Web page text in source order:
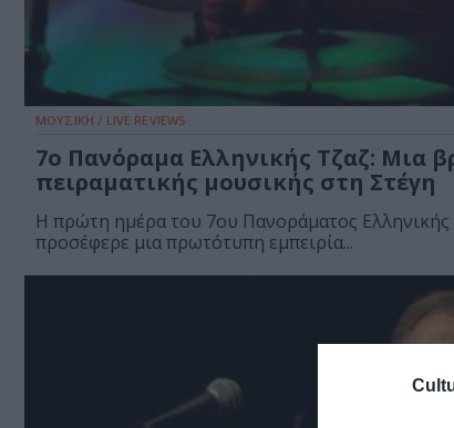
ΜΟΥΣΙΚΗ / LIVE REVIEWS
7ο Πανόραμα Ελληνικής Τζαζ: Μια
πειραματικής μουσικής στη Στέγη
Η πρώτη ημέρα του 7ου Πανοράματος Ελληνικής
προσέφερε μια πρωτότυπη εμπειρία...